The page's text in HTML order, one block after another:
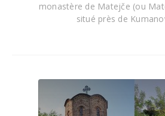
monastère de Matejče (ou
situé près de